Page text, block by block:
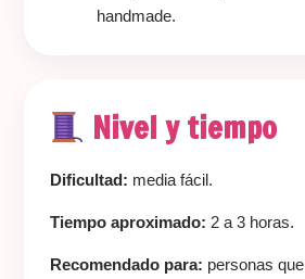
handmade.
Nivel y tiempo
Dificultad: media fácil.
Tiempo aproximado: 2 a 3 horas.
Recomendado para: personas